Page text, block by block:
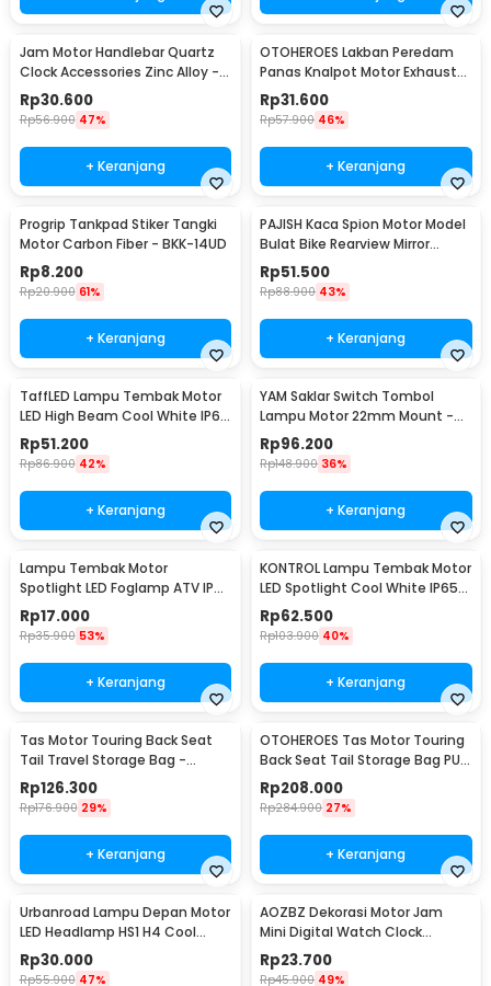
Jam Motor Handlebar Quartz
Clock Accessories Zinc Alloy -
MT-WTCP
Rp30.600
Rp56.900 47%
+ Keranjang
OTOHEROES Lakban Peredam
Panas Knalpot Motor Exhaust
Wrap 50mm 10M - MP-001
Rp31.600
Rp57.900 46%
+ Keranjang
Progrip Tankpad Stiker Tangki
Motor Carbon Fiber - BKK-14UD
Rp8.200
Rp20.900 61%
+ Keranjang
PAJISH Kaca Spion Motor Model
Bulat Bike Rearview Mirror
Round 2 PCS - HSJ-20004
Rp51.500
Rp88.900 43%
+ Keranjang
TaffLED Lampu Tembak Motor
LED High Beam Cool White IP65
10W 9-85V - U5
Rp51.200
Rp86.900 42%
+ Keranjang
YAM Saklar Switch Tombol
Lampu Motor 22mm Mount -
F2243
Rp96.200
Rp148.900 36%
+ Keranjang
Lampu Tembak Motor
Spotlight LED Foglamp ATV IP65
Cool White 9W 12V - L5
Rp17.000
Rp35.900 53%
+ Keranjang
KONTROL Lampu Tembak Motor
LED Spotlight Cool White IP65
8W 9-20V - U7
Rp62.500
Rp103.900 40%
+ Keranjang
Tas Motor Touring Back Seat
Tail Travel Storage Bag -
666789
Rp126.300
Rp176.900 29%
+ Keranjang
OTOHEROES Tas Motor Touring
Back Seat Tail Storage Bag PU
Leather - RR9014
Rp208.000
Rp284.900 27%
+ Keranjang
Urbanroad Lampu Depan Motor
LED Headlamp HS1 H4 Cool
White 6W 12V
Rp30.000
Rp55.900 47%
AOZBZ Dekorasi Motor Jam
Mini Digital Watch Clock
Waterproof IP64 - 118i
Rp23.700
Rp45.900 49%